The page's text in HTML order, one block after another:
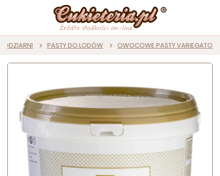
PASTY DO LODÓW OWOCOWE PASTY VARIEGATO